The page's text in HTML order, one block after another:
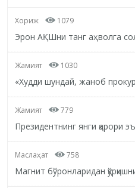
Хориж 1079
Эрон АҚШни танг аҳволга
Жамият 1030
«Худди шундай, жаноб
Жамият 779
Президентнинг янги қарори
Маслаҳат 758
Магнит бўронларидан